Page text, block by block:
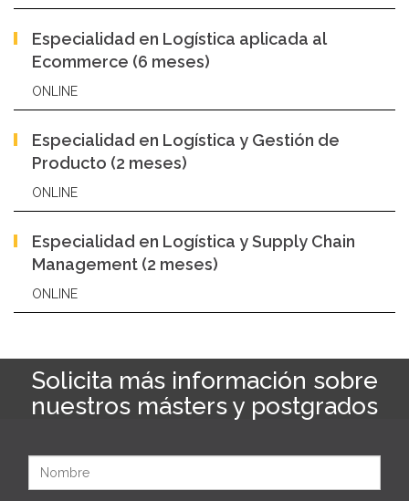
Especialidad en Logística aplicada al
Ecommerce (6 meses)
ONLINE
Especialidad en Logística y Gestión de
Producto (2 meses)
ONLINE
Especialidad en Logística y Supply Chain
Management (2 meses)
ONLINE
Solicita más información sobre
nuestros másters y postgrados